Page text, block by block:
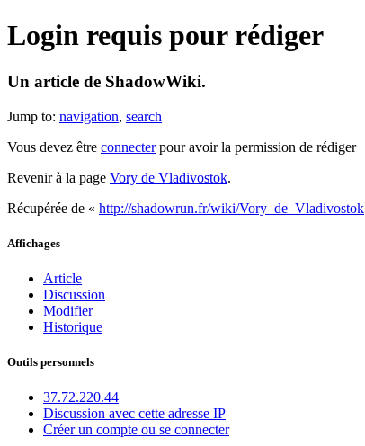
Login requis pour rédiger
Un article de ShadowWiki.
Jump to: navigation, search
Vous devez être connecterpour avoir la permission de rédiger
Revenir à la page Vory de Vladivostok.
Récupérée de « http://shadowrun.fr/wiki/Vory_de_Vladivostok
Affichages
Article
Discussion
Modifier
Historique
Outils personnels
37.72.220.44
Discussion avec cette adresse IP
Créer un compte ou se connecter